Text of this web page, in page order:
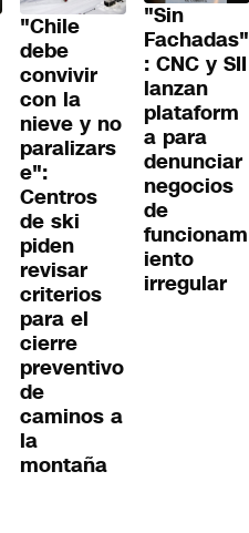
"Chile
debe
convivir
con la
nieve y no
paralizars
e":
Centros
de ski
piden
revisar
criterios
para el
cierre
preventivo
de
caminos a
la
montaña
"Sin
Fachadas"
: CNC y SII
lanzan
plataform
a para
denunciar
negocios
de
funcionam
iento
irregular